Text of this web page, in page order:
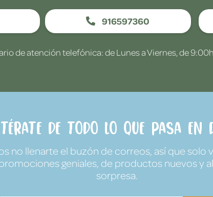
916597360
de atención telefónica: de Lunes a Viernes, de
de todo lo que pasa en
no llenarte el buzón de correos, así que solo
geniales, de productos nuevos y
sorpresa.